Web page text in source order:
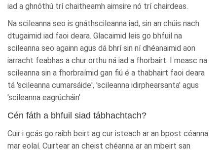
iad a ghnóthú trí chaitheamh aimsire nó trí chairdeas.
Na scileanna seo is gnáthscileanna iad, sin an chúis nach
dtugaimid iad faoi deara. Glacaimid leis go bhfuil na
scileanna seo againn agus dá bhrí sin ní dhéanaimid aon
iarracht feabhas a chur orthu ná iad a fhorbairt. I measc na
scileanna sin a fhorbraímid gan fiú é a thabhairt faoi deara
tá 'scileanna cumarsáide', 'scileanna idirphearsanta' agus
'scileanna eagrúcháin'
Cén fáth a bhfuil siad tábhachtach?
Cuir i gcás go raibh beirt ag cur isteach ar an bpost céanna
mar eolaí. Cuirtear an cheist chéanna ar an mbeirt san